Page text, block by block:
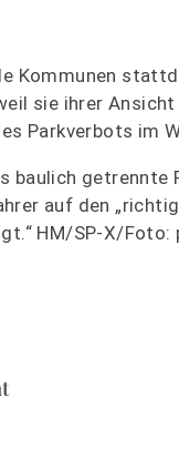
Kommunen
sie ihrer
Parkverbots im
baulich
auf den
HM/SP-X/